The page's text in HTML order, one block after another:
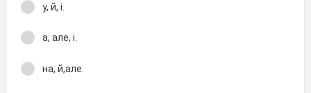
у, й, і.
а, але, і.
на, й,але.